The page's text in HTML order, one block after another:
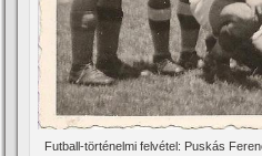
Futball-történelmi felvétel: Puskás